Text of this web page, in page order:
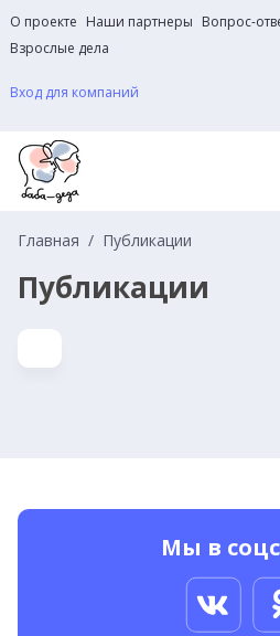
О проекте Наши партнеры Вопрос-
Взрослые дела
Вход для компаний
Главная Публикации
Публикации
Мы в